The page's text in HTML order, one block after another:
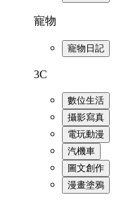
寵物
寵物日記
3C
數位生活
攝影寫真
電玩動漫
汽機車
圖文創作
漫畫塗鴉